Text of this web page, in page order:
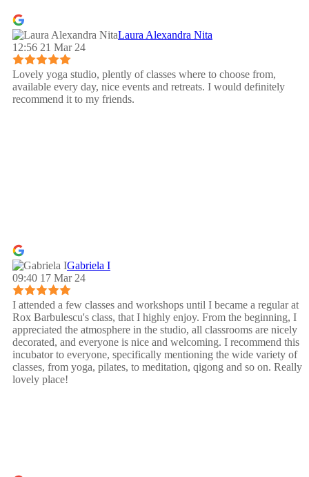
Laura Alexandra Nita
12:56 21 Mar 24
Lovely yoga studio, plently of classes where to choose from,
available every day, nice events and retreats. I would definitely
recommend it to my friends.
Gabriela I
09:40 17 Mar 24
I attended a few classes and workshops until I became a regular at
Rox Barbulescu's class, that I highly enjoy. From the beginning, I
appreciated the atmosphere in the studio, all classrooms are nicely
decorated, and everyone is nice and welcoming. I recommend this
incubator to everyone, specifically mentioning the wide variety of
classes, from yoga, pilates, to meditation, qigong and so on. Really
lovely place!